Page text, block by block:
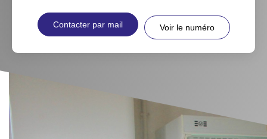
Contacter par mail Voir le numéro